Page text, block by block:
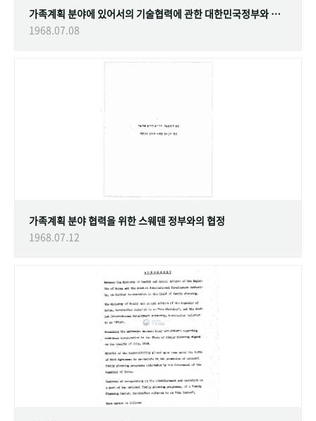
가족계획 분야에 있어서의 기술협력에 관한 대한민국정부와 스웨덴 정부간의 협정
1968.07.08
가족계획 분야 협력을 위한 스웨덴 정부와의 협정
1968.07.12